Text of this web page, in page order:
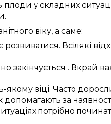
плоди у складних
віку, а саме:
розвиватися. Всілякі
закінчується . Вкрай
якому віці. Часто
допомагають за
потрібно